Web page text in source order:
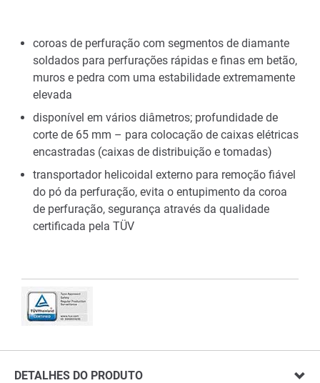
coroas de perfuração com segmentos de diamante
soldados para perfurações rápidas e finas em betão,
muros e pedra com uma estabilidade extremamente
elevada
disponível em vários diâmetros; profundidade de
corte de 65 mm – para colocação de caixas elétricas
encastradas (caixas de distribuição e tomadas)
transportador helicoidal externo para remoção fiável
do pó da perfuração, evita o entupimento da coroa
de perfuração, segurança através da qualidade
certificada pela TÜV
DETALHES DO PRODUTO